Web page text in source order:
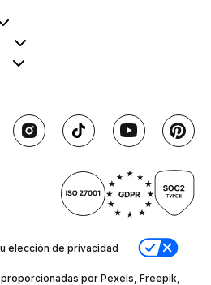
elección de privacidad
por Pexels, Freepik,